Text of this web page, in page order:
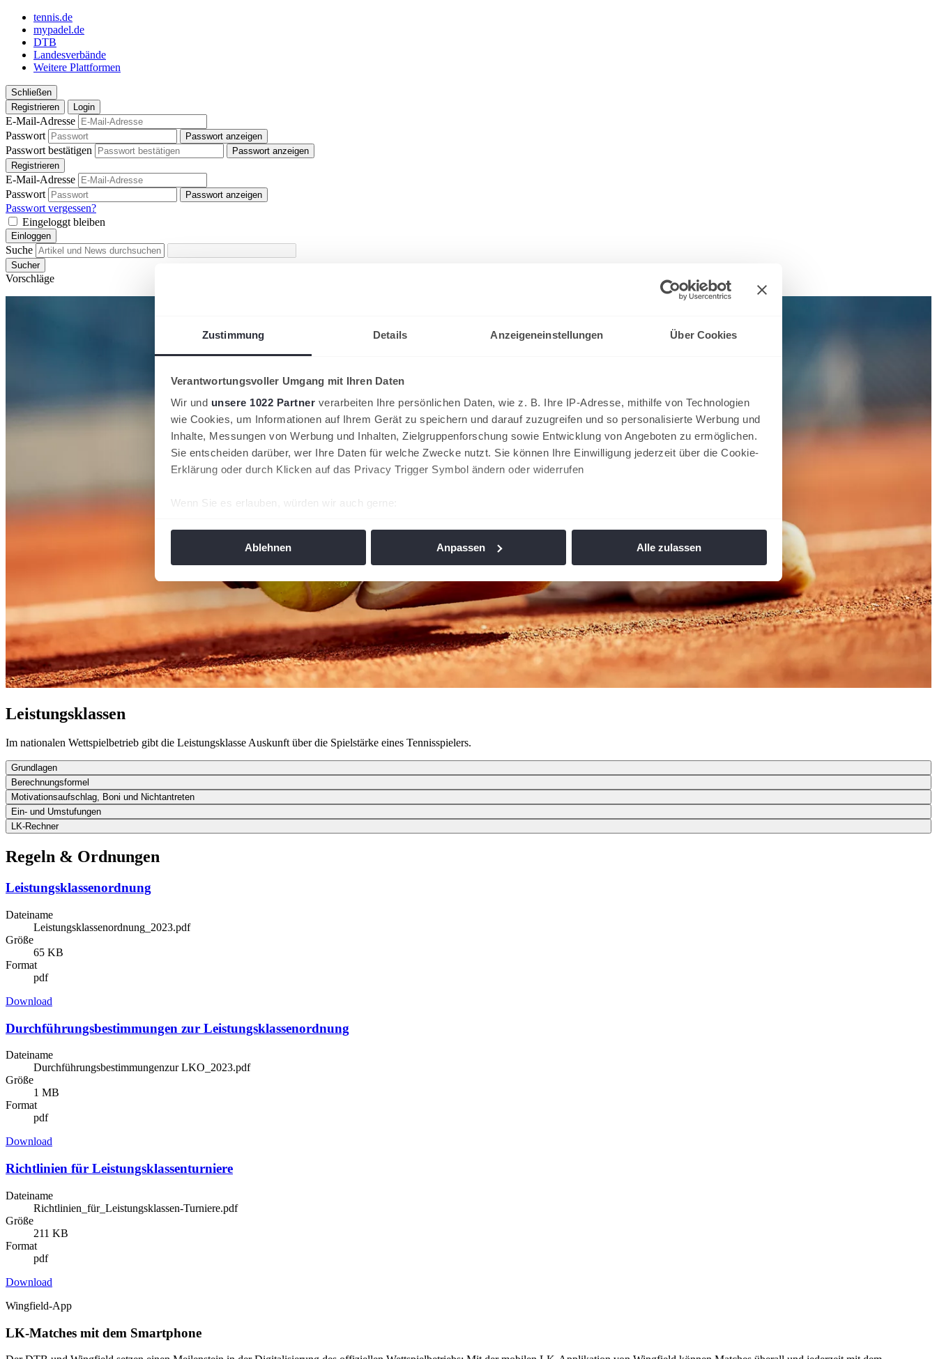
Zustimmung Details Anzeigeneinstellungen Über Cookies
Verantwortungsvoller Umgang mit Ihren Daten
Wir und unsere 1022 Partner verarbeiten Ihre persönlichen Daten, wie z. B. Ihre IP-Adresse, mithilfe von Technologien
wie Cookies, um Informationen auf Ihrem Gerät zu speichern und darauf zuzugreifen und so personalisierte Werbung und
Inhalte, Messungen von Werbung und Inhalten, Zielgruppenforschung sowie Entwicklung von Angeboten zu ermöglichen.
Sie entscheiden darüber, wer Ihre Daten für welche Zwecke nutzt. Sie können Ihre Einwilligung jederzeit über die Cookie-
Erklärung oder durch Klicken auf das Privacy Trigger Symbol ändern oder widerrufen
Wenn Sie es erlauben, würden wir auch gerne:
Wir verwenden Cookies, um Inhalte und Anzeigen zu personalisieren, Funktionen für soziale Medien anbieten zu können
und die Zugriffe auf unsere Website zu analysieren. Außerdem geben wir Informationen zu Ihrer Verwendung unserer
Website an unsere Partner für soziale Medien, Werbung und Analysen weiter. Unsere Partner führen diese Informationen
möglicherweise mit weiteren Daten zusammen, die Sie ihnen bereitgestellt haben oder die sie im Rahmen Ihrer Nutzung
der Dienste gesammelt haben. Die
Cookie-Einstellungen
können jederzeit über den Link im Footer aufgerufen und
Ablehnen Anpassen Alle zulassen
tennis.de
mypadel.de
DTB
Landesverbände
Weitere Plattformen
Schließen
Registrieren
Login
E-Mail-Adresse
Passwort
Passwort anzeigen
Passwort bestätigen
Passwort anzeigen
Registrieren
E-Mail-Adresse
Passwort
Passwort anzeigen
Passwort vergessen?
Eingeloggt bleiben
Einloggen
Suche
Sucher
Vorschläge
Leistungsklassen
Im nationalen Wettspielbetrieb gibt die Leistungsklasse Auskunft über die Spielstärke eines Tennisspielers.
Grundlagen
Berechnungsformel
Motivationsaufschlag, Boni und Nichtantreten
Ein- und Umstufungen
LK-Rechner
Regeln & Ordnungen
Leistungsklassenordnung
Dateiname
Leistungsklassenordnung_2023.pdf
Größe
65 KB
Format
pdf
Download
Durchführungsbestimmungen zur Leistungsklassenordnung
Dateiname
Durchführungsbestimmungenzur LKO_2023.pdf
Größe
1 MB
Format
pdf
Download
Richtlinien für Leistungsklassenturniere
Dateiname
Richtlinien_für_Leistungsklassen-Turniere.pdf
Größe
211 KB
Format
pdf
Download
Wingfield-App
LK-Matches mit dem Smartphone